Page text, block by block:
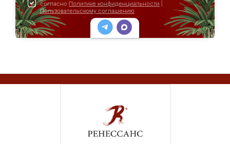
согласно Политике конфиденциальности
Пользовательскому соглашению